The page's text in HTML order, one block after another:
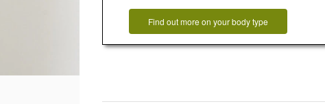
Find out more on your body type